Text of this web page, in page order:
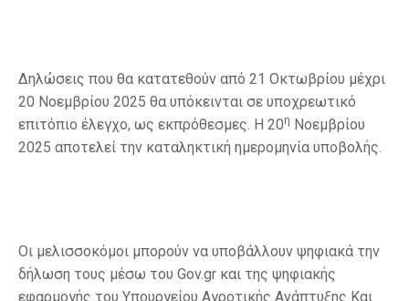
Δηλώσεις που θα κατατεθούν από 21 Οκτωβρίου μέχρι
20 Νοεμβρίου 2025 θα υπόκεινται σε υποχρεωτικό
επιτόπιο έλεγχο, ως εκπρόθεσμες. Η 20η Νοεμβρίου
2025 αποτελεί την καταληκτική ημερομηνία υποβολής.
Οι μελισσοκόμοι μπορούν να υποβάλλουν ψηφιακά την
δήλωση τους μέσω του Gov.gr και της ψηφιακής
εφαρμογής του Υπουργείου Αγροτικής Ανάπτυξης Και